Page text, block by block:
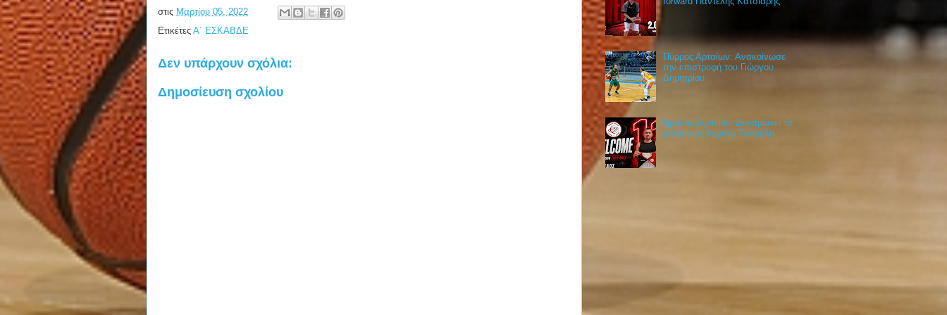
στις Μαρτίου 05, 2022
Ετικέτες Α΄ ΕΣΚΑΒΔΕ
Δεν υπάρχουν σχόλια:
Δημοσίευση σχολίου
Πύρρος Αρταίων: Ανακοίνωσε
την επιστροφή του Γιώργου
Δημητρίου
Κρόνος Αγρινίου: Δυναμώνει το
ρόστερ με Άγγελο Τασούλη